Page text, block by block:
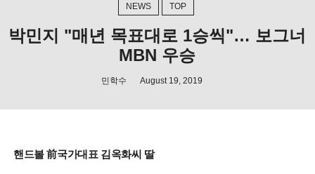
NEWS TOP
박민지 "매년 목표대로 1승씩"… 보그너
MBN 우승
민학수 August 19, 2019
핸드볼 前국가대표 김옥화씨 딸